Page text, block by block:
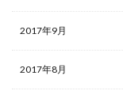
2017年9月
2017年8月